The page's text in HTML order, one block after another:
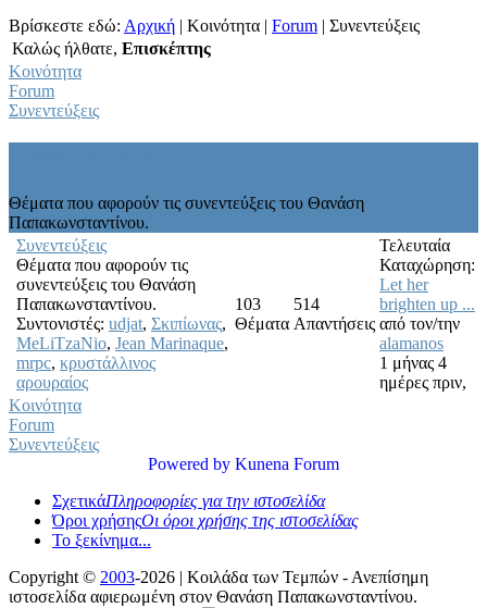
Βρίσκεστε εδώ: Αρχική | Κοινότητα | Forum | Συνεντεύξεις
Καλώς ήλθατε, Επισκέπτης
Κοινότητα
Forum
Συνεντεύξεις
Θέματα που αφορούν τις συνεντεύξεις του Θανάση
Παπακωνσταντίνου.
Συνεντεύξεις
Θέματα που αφορούν τις
συνεντεύξεις του Θανάση
Παπακωνσταντίνου.
Συντονιστές: udjat, Σκιπίωνας,
MeLiTzaNio, Jean Marinaque,
mrpc, κρυστάλλινος
αρουραίος
103
Θέματα
514
Απαντήσεις
Τελευταία
Καταχώρηση:
Let her
brighten up ...
από τον/την
alamanos
1 μήνας 4
ημέρες πριν,
Κοινότητα
Forum
Συνεντεύξεις
Powered by Kunena Forum
ΣχετικάΠληροφορίες για την ιστοσελίδα
Όροι χρήσηςΟι όροι χρήσης της ιστοσελίδας
Το ξεκίνημα...
Copyright © 2003-2026 | Κοιλάδα των Τεμπών - Ανεπίσημη
ιστοσελίδα αφιερωμένη στον Θανάση Παπακωνσταντίνου.